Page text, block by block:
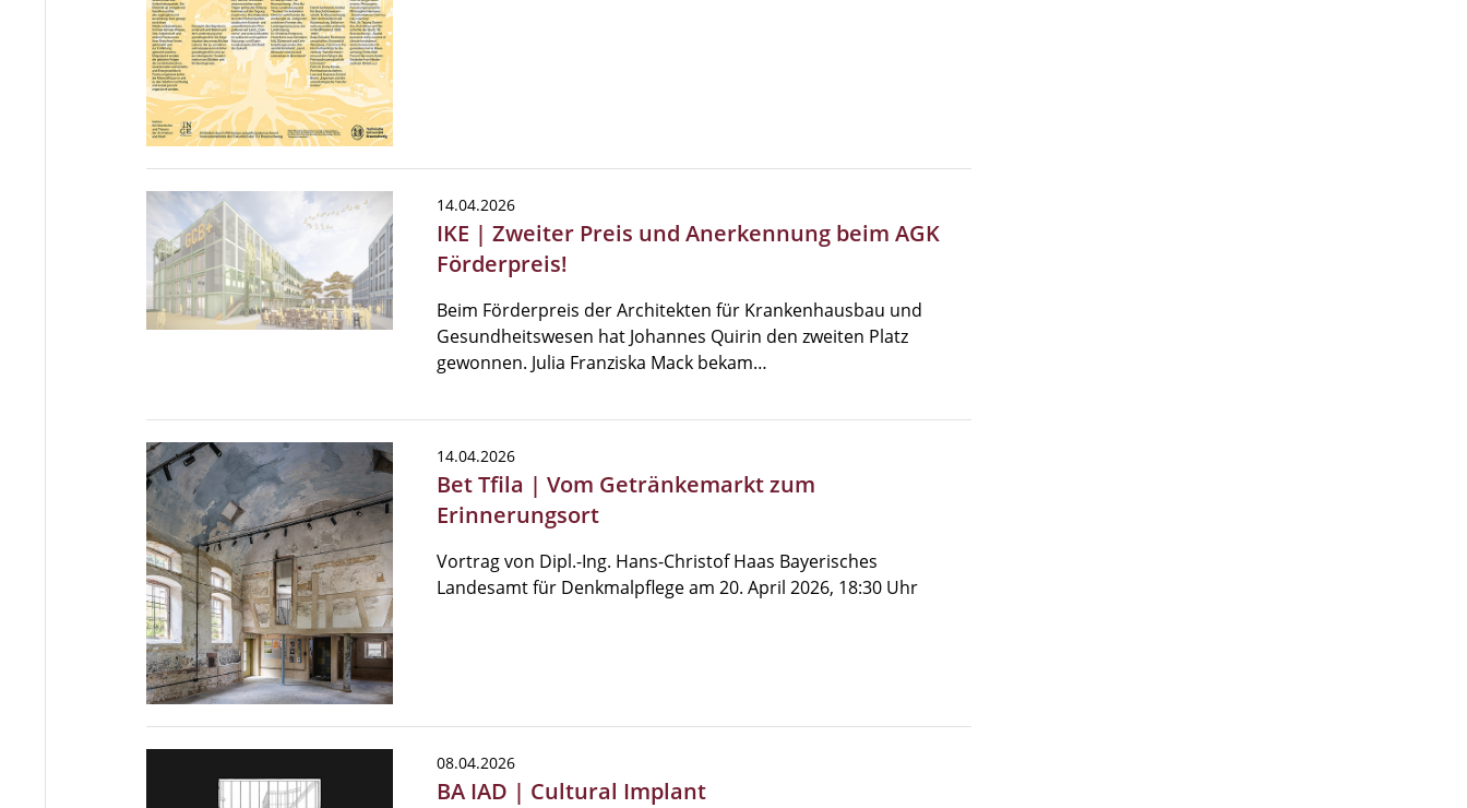
14.04.2026
IKE | Zweiter Preis und Anerkennung beim AGK
Förderpreis!
Beim Förderpreis der Architekten für Krankenhausbau und
Gesundheitswesen hat Johannes Quirin den zweiten Platz
gewonnen. Julia Franziska Mack bekam…
14.04.2026
Bet Tfila | Vom Getränkemarkt zum
Erinnerungsort
Vortrag von Dipl.-Ing. Hans-Christof Haas Bayerisches
Landesamt für Denkmalpflege am 20. April 2026, 18:30 Uhr
08.04.2026
BA IAD | Cultural Implant